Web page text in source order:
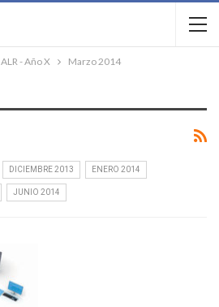
ALR - Año X Marzo 2014
DICIEMBRE 2013 ENERO 2014
JUNIO 2014